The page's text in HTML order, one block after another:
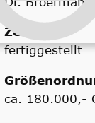
Zeitraum
fertiggestellt
ca. 180.000,-